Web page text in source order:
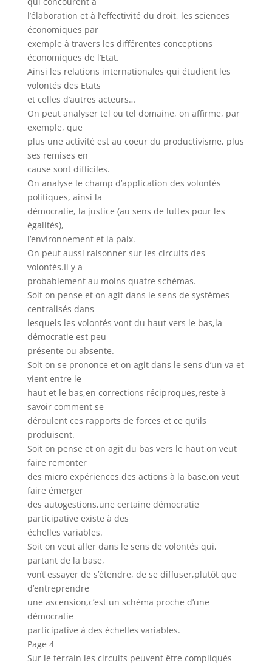
l’élaboration et à l’effectivité du droit, les sciences
économiques par
exemple à travers les différentes conceptions
économiques de l’Etat.
Ainsi les relations internationales qui étudient les
volontés des Etats
et celles d’autres acteurs…
On peut analyser tel ou tel domaine, on affirme, par
exemple, que
plus une activité est au coeur du productivisme, plus
ses remises en
cause sont difficiles.
On analyse le champ d’application des volontés
politiques, ainsi la
démocratie, la justice (au sens de luttes pour les
égalités),
l’environnement et la paix.
On peut aussi raisonner sur les circuits des
volontés.Il y a
probablement au moins quatre schémas.
Soit on pense et on agit dans le sens de systèmes
centralisés dans
lesquels les volontés vont du haut vers le bas,la
démocratie est peu
présente ou absente.
Soit on se prononce et on agit dans le sens d’un va et
vient entre le
haut et le bas,en corrections réciproques,reste à
savoir comment se
déroulent ces rapports de forces et ce qu’ils
produisent.
Soit on pense et on agit du bas vers le haut,on veut
faire remonter
des micro expériences,des actions à la base,on veut
faire émerger
des autogestions,une certaine démocratie
participative existe à des
échelles variables.
Soit on veut aller dans le sens de volontés qui,
partant de la base,
vont essayer de s’étendre, de se diffuser,plutôt que
d’entreprendre
une ascension,c’est un schéma proche d’une
démocratie
participative à des échelles variables.
Page 4
Sur le terrain les circuits peuvent être compliqués